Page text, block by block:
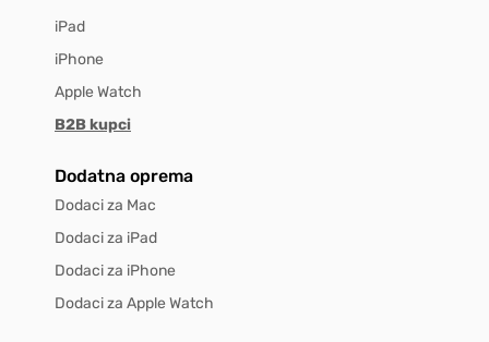
iPad
iPhone
Apple Watch
B2B kupci
Dodatna oprema
Dodaci za Mac
Dodaci za iPad
Dodaci za iPhone
Dodaci za Apple Watch